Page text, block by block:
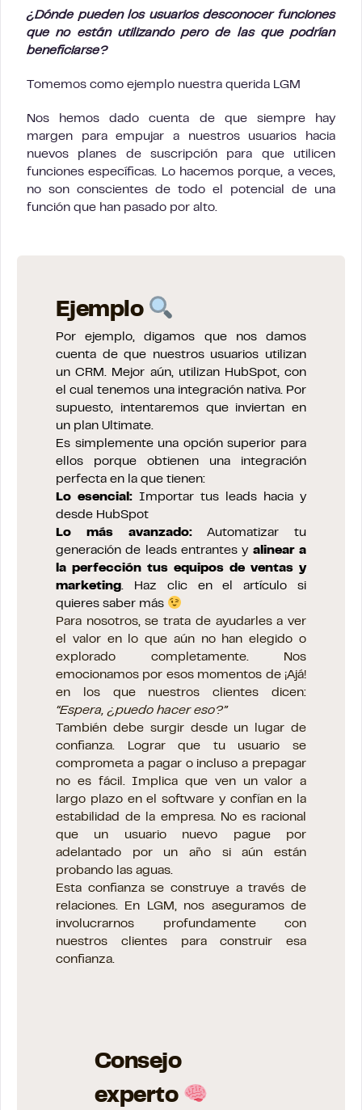
¿Dónde pueden los usuarios desconocer funciones
que no están utilizando pero de las que podrían
beneficiarse?
Tomemos como ejemplo nuestra querida LGM
Nos hemos dado cuenta de que siempre hay
margen para empujar a nuestros usuarios hacia
nuevos planes de suscripción para que utilicen
funciones específicas. Lo hacemos porque, a veces,
no son conscientes de todo el potencial de una
función que han pasado por alto.
Ejemplo
Por ejemplo, digamos que nos damos
cuenta de que nuestros usuarios utilizan
un CRM. Mejor aún, utilizan HubSpot, con
el cual tenemos una integración nativa. Por
supuesto, intentaremos que inviertan en
un plan Ultimate.
Es simplemente una opción superior para
ellos porque obtienen una integración
perfecta en la que tienen:
Lo esencial: Importar tus leads hacia y
desde HubSpot
Lo más avanzado:Automatizar tu
generación de leads entrantes y alinear a
la perfección tus equipos de ventas y
marketing. Haz clic en el artículo si
quieres saber más
Para nosotros, se trata de ayudarles a ver
el valor en lo que aún no han elegido o
explorado completamente. Nos
emocionamos por esos momentos de ¡Ajá!
en los que nuestros clientes dicen:
“Espera, ¿puedo hacer eso?”
También debe surgir desde un lugar de
confianza. Lograr que tu usuario se
comprometa a pagar o incluso a prepagar
no es fácil. Implica que ven un valor a
largo plazo en el software y confían en la
estabilidad de la empresa. No es racional
que un usuario nuevo pague por
adelantado por un año si aún están
probando las aguas.
Esta confianza se construye a través de
relaciones. En LGM, nos aseguramos de
involucrarnos profundamente con
nuestros clientes para construir esa
confianza.
Consejo
experto